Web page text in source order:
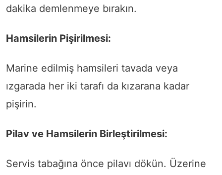
dakika demlenmeye bırakın.
Hamsilerin Pişirilmesi:
Marine edilmiş hamsileri tavada veya
ızgarada her iki tarafı da kızarana kadar
pişirin.
Pilav ve Hamsilerin Birleştirilmesi:
Servis tabağına önce pilavı dökün. Üzerine